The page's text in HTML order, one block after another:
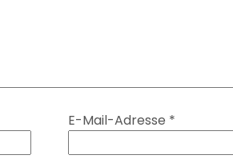
E-Mail-Adresse *